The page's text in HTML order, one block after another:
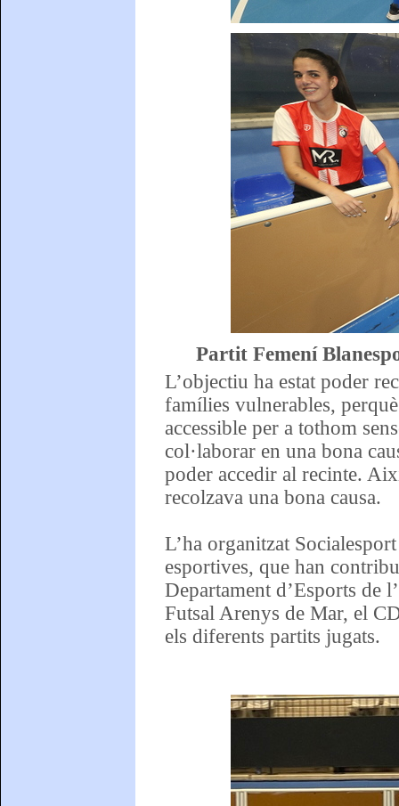
Partit Femení
L’objectiu ha estat poder
famílies vulnerables,
accessible per a tothom
col·laborar en una bona
poder accedir al recinte.
recolzava una bona causa.
L’ha organitzat
esportives, que han
Departament d’Esports de
Futsal Arenys de Mar, el
els diferents partits jugats.